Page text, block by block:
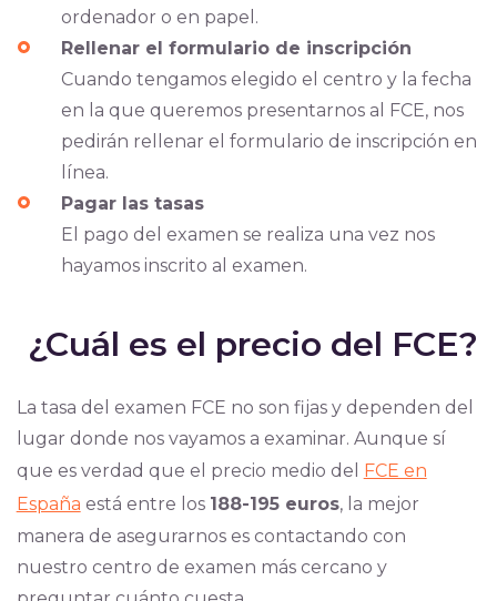
ordenador o en papel.
Rellenar el formulario de inscripción
Cuando tengamos elegido el centro y la fecha
en la que queremos presentarnos al FCE, nos
pedirán rellenar el formulario de inscripción en
línea.
Pagar las tasas
El pago del examen se realiza una vez nos
hayamos inscrito al examen.
¿Cuál es el precio del FCE?
La tasa del examen FCE no son fijas y dependen del
lugar donde nos vayamos a examinar. Aunque sí
que es verdad que el precio medio del FCE en
España está entre los 188-195 euros, la mejor
manera de asegurarnos es contactando con
nuestro centro de examen más cercano y